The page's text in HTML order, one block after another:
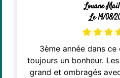
Louane
Le 14/08/
3ème année dans ce
toujours un bonheur.
grand et ombragés